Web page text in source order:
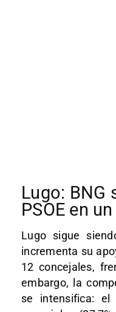
Lugo: BNG
PSOE en
Lugo sigue
incrementa su
12 concejales,
embargo, la
se intensifica: el